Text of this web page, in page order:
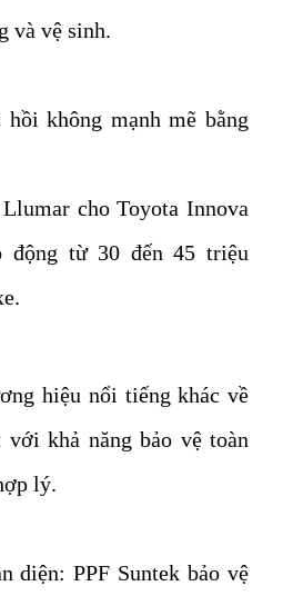
và vệ sinh.
không mạnh mẽ bằng
cho Toyota Innova
động từ 30 đến 45 triệu
hiệu nổi tiếng khác về
với khả năng bảo vệ toàn
lý.
diện: PPF Suntek bảo vệ